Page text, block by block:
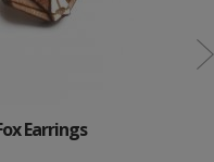
Earrings